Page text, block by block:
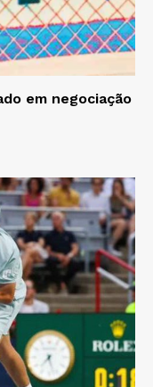
em negociação